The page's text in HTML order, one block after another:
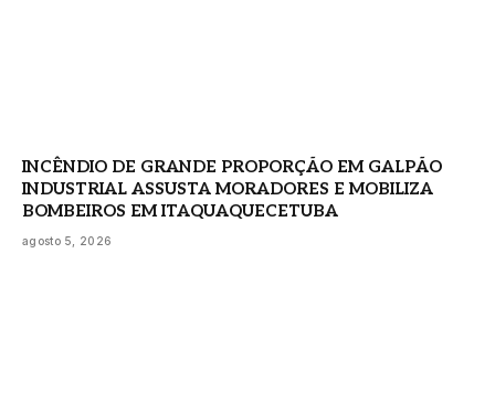
INCÊNDIO DE GRANDE PROPORÇÃO EM GALPÃO
INDUSTRIAL ASSUSTA MORADORES E MOBILIZA
BOMBEIROS EM ITAQUAQUECETUBA
agosto 5, 2026